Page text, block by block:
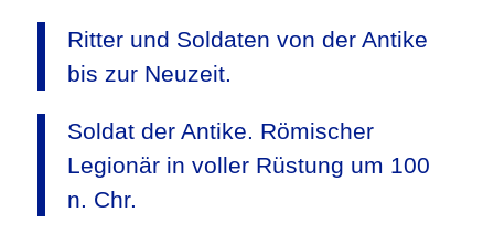
Ritter und Soldaten von der Antike
bis zur Neuzeit.
Soldat der Antike. Römischer
Legionär in voller Rüstung um 100
n. Chr.